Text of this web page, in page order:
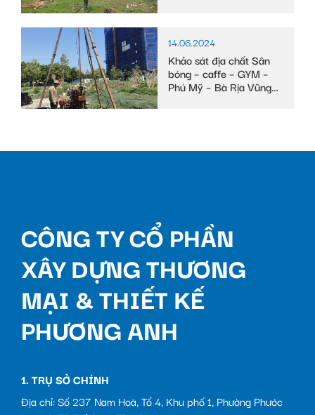
14.06.2024
Khảo sát địa chất Sân
bóng – caffe – GYM –
Phú Mỹ – Bà Rịa Vũng
CÔNG TY CỔ PHẦN
XÂY DỰNG THƯƠNG
MẠI & THIẾT KẾ
PHƯƠNG ANH
1. TRỤ SỞ CHÍNH
Địa chỉ: Số 237 Nam Hoà, Tổ 4, Khu phố 1, Phường Phước